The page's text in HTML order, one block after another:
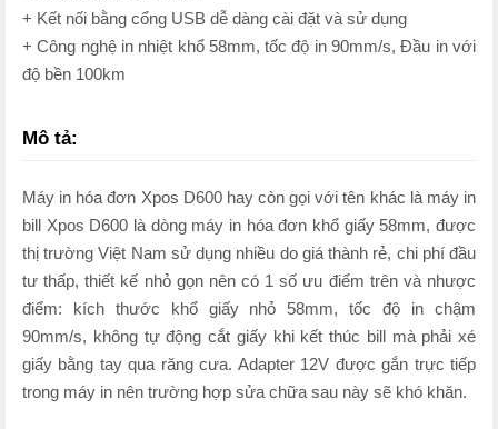
+ Kết nối bằng cổng USB dễ dàng cài đặt và sử dụng
+ Công nghệ in nhiệt khổ 58mm, tốc độ in 90mm/s, Đầu in với
độ bền 100km
Mô tả:
Máy in hóa đơn Xpos D600 hay còn gọi với tên khác là máy in
bill Xpos D600 là dòng máy in hóa đơn khổ giấy 58mm, được
thị trường Việt Nam sử dụng nhiều do giá thành rẻ, chi phí đầu
tư thấp, thiết kế nhỏ gọn nên có 1 số ưu điểm trên và nhược
điểm: kích thước khổ giấy nhỏ 58mm, tốc độ in chậm
90mm/s, không tự động cắt giấy khi kết thúc bill mà phải xé
giấy bằng tay qua răng cưa. Adapter 12V được gắn trực tiếp
trong máy in nên trường hợp sửa chữa sau này sẽ khó khăn.